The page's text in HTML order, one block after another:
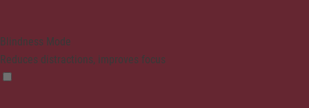
Blindness Mode
Reduces distractions, improves focus